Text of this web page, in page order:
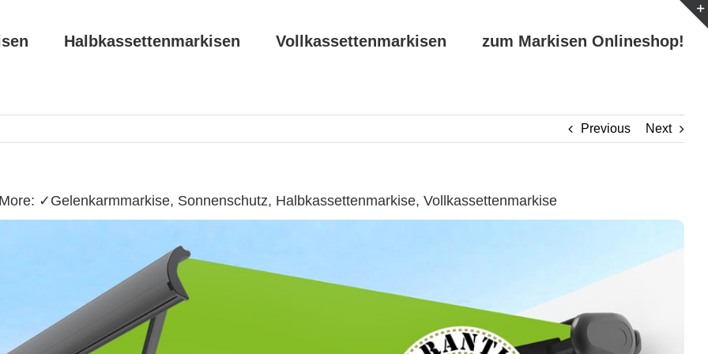
Halbkassettenmarkisen Vollkassettenmarkisen zum Markisen Onlineshop!
Previous Next
✓Gelenkarmmarkise, Sonnenschutz, Halbkassettenmarkise, Vollkassettenmarkise